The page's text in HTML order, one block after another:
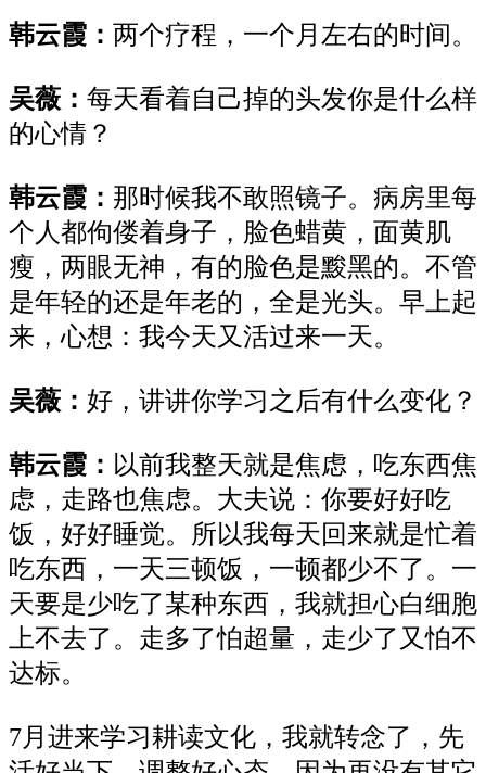
韩云霞： 两个疗程，一个月左右的时间。
吴薇： 每天看着自己掉的头发你是什么样
的心情？
韩云霞 ： 那时候我不敢照镜子。病房里每
个人都佝偻着身子，脸色蜡黄，面黄肌
瘦，两眼无神，有的脸色是黢黑的。不管
是年轻的还是年老的，全是光头。早上起
来 ，心想：我今天又活过来一天。
吴薇： 好，讲讲你学习之后有什么变化？
韩云霞： 以前我整天就是焦虑，吃东西焦
虑，走路也焦虑。大夫说： 你要好好吃
饭，好好睡觉。 所以我每天回来就是忙着
吃东西，一天三顿饭， 一顿都少不了。一
天要是少吃了某种东西，我就担心白细胞
上不去了。走多了怕超量， 走少了 又怕不
达标。
7月进来学习耕读文化，我就转念了，先